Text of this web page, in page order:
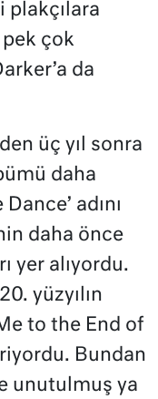
plakçılara
pek çok
da
üç yıl sonra
daha
adını
daha önce
yer alıyordu.
yüzyılın
to the End of
Bundan
unutulmuş ya